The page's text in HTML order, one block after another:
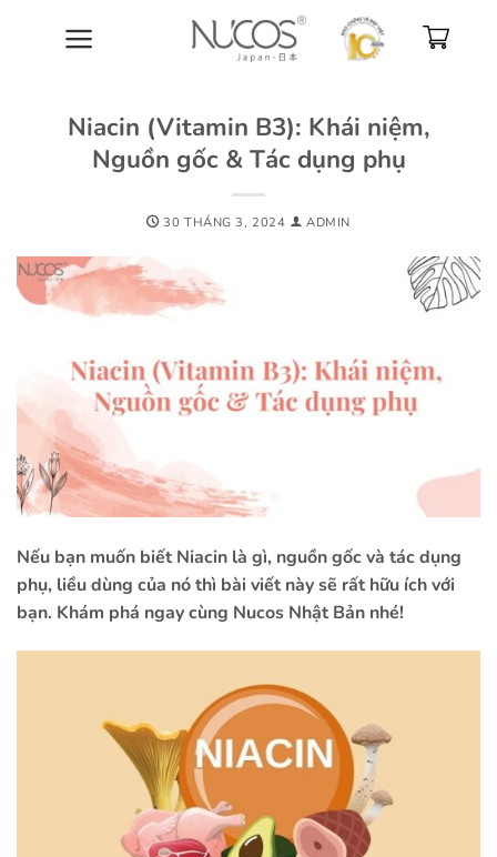
Niacin (Vitamin B3): Khái niệm,
Nguồn gốc & Tác dụng phụ
30 THÁNG 3, 2024 ADMIN
Nếu bạn muốn biết Niacin là gì, nguồn gốc và tác dụng
phụ, liều dùng của nó thì bài viết này sẽ rất hữu ích với
bạn. Khám phá ngay cùng Nucos Nhật Bản nhé!